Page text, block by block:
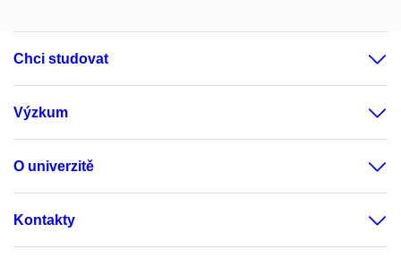
Chci studovat
Výzkum
O univerzitě
Kontakty